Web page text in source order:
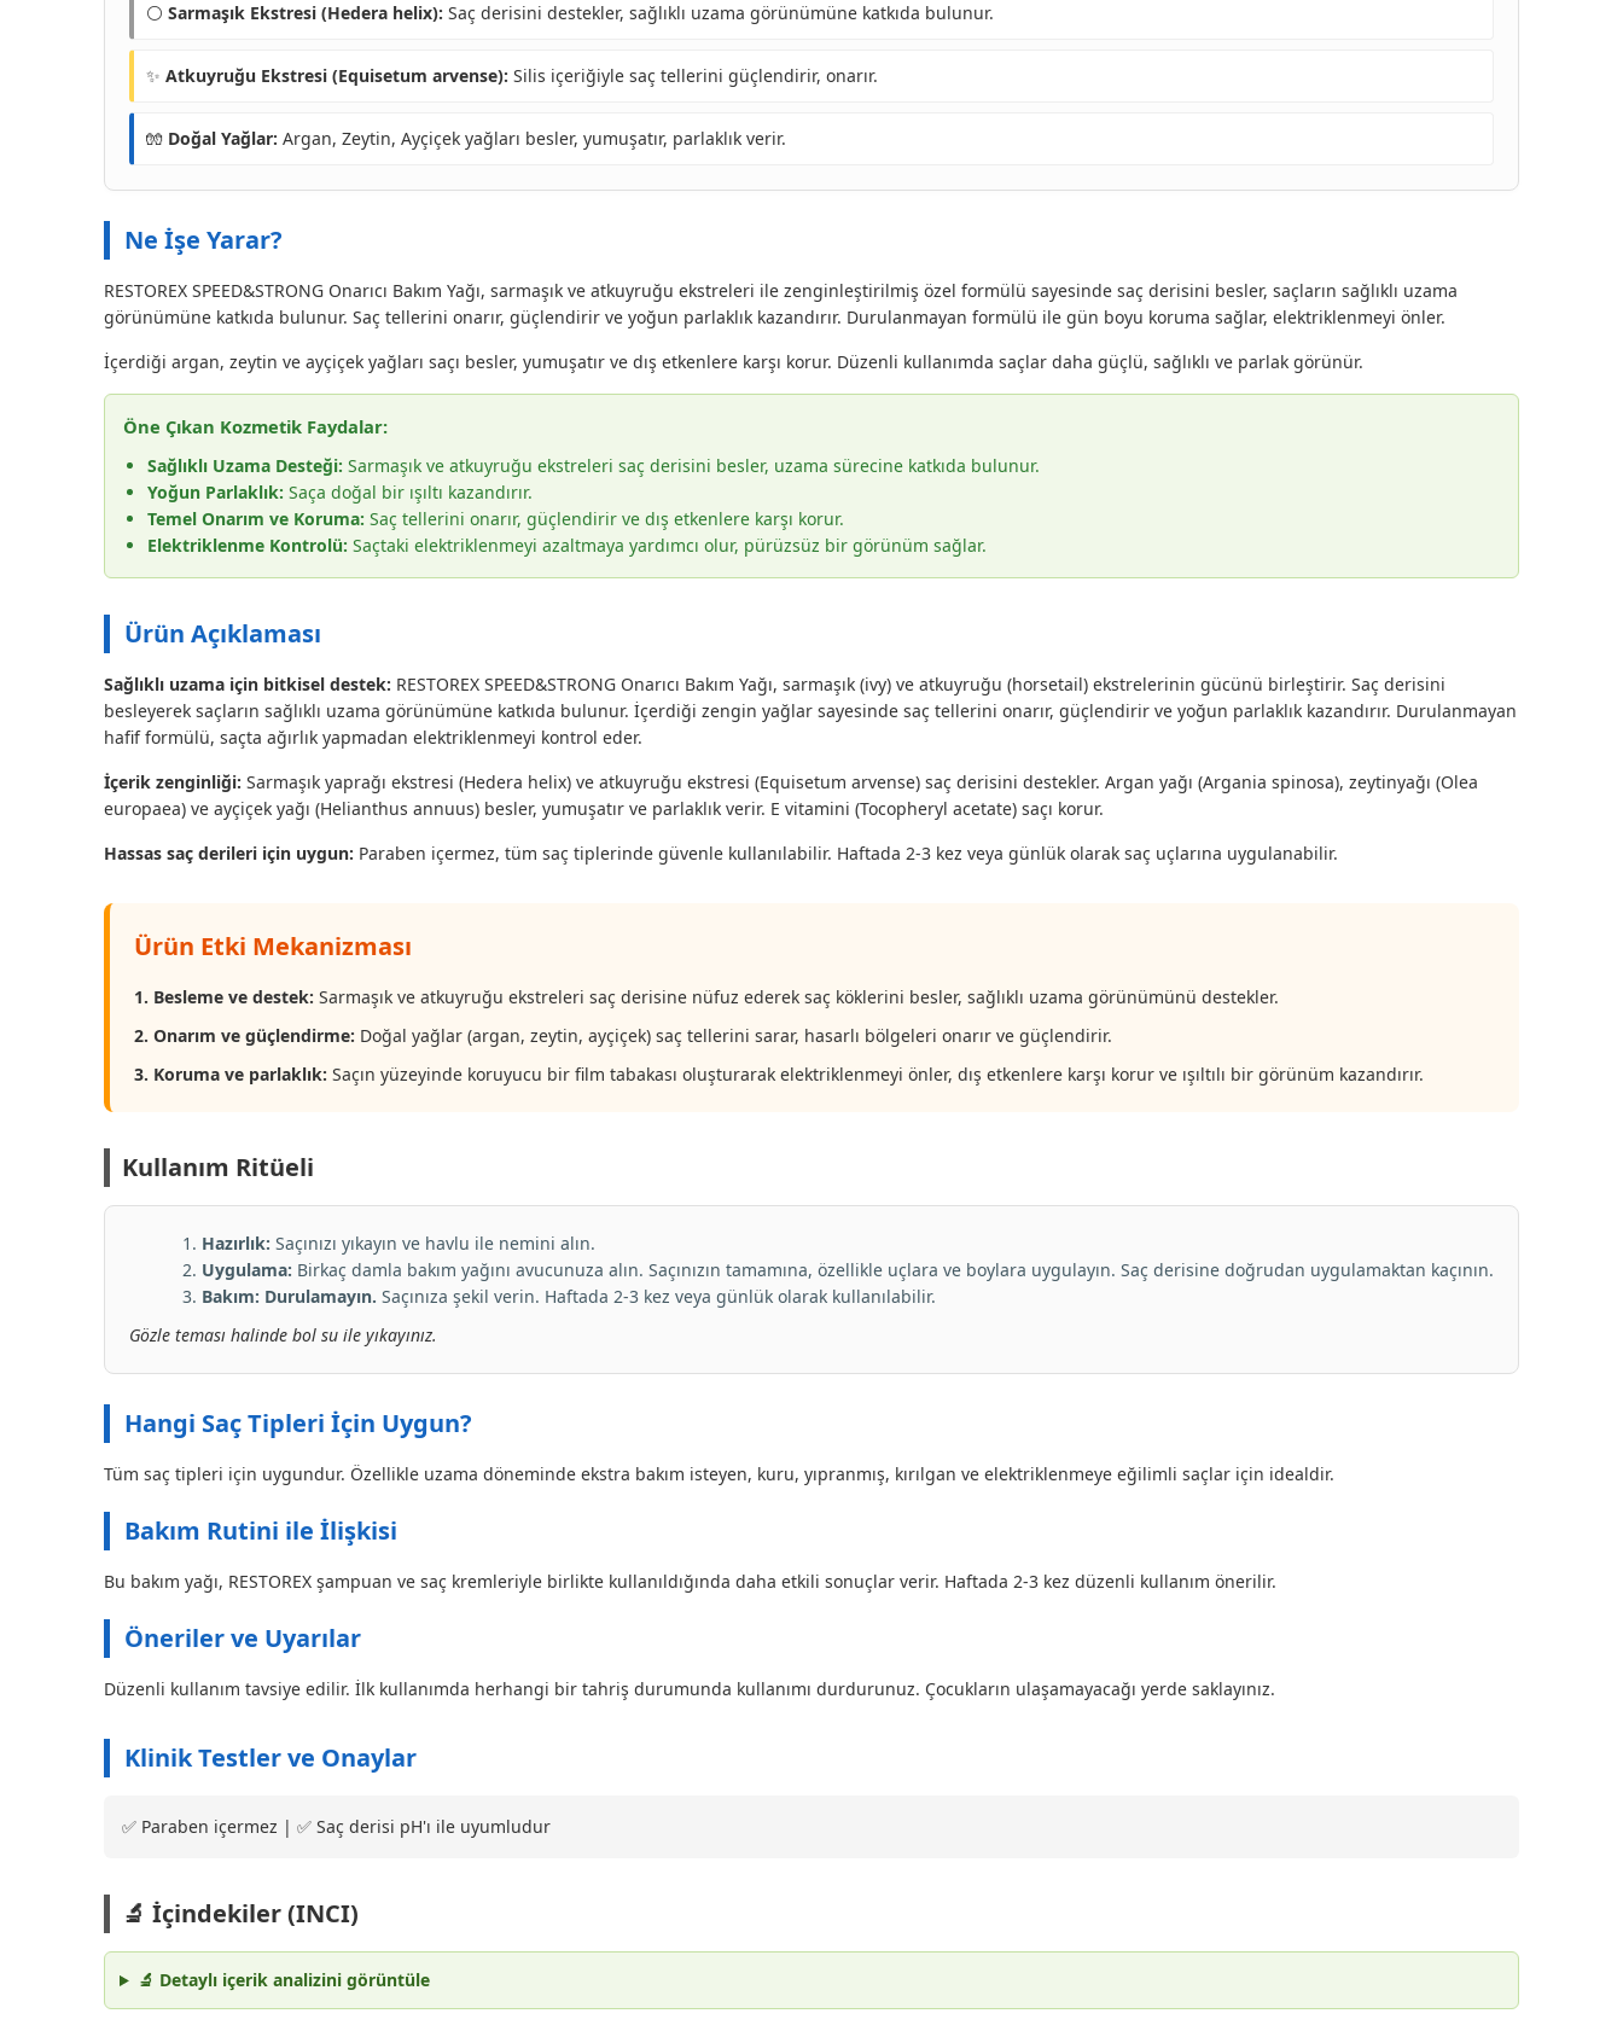
⚪ Sarmaşık Ekstresi (Hedera helix): Saç derisini destekler, sağlıklı uzama görünümüne katkıda bulunur.
✨ Atkuyruğu Ekstresi (Equisetum arvense): Silis içeriğiyle saç tellerini güçlendirir, onarır.
🧤 Doğal Yağlar: Argan, Zeytin, Ayçiçek yağları besler, yumuşatır, parlaklık verir.
Ne İşe Yarar?
RESTOREX SPEED&STRONG Onarıcı Bakım Yağı, sarmaşık ve atkuyruğu ekstreleri ile zenginleştirilmiş özel formülü sayesinde saç derisini besler, saçların sağlıklı uzama
görünümüne katkıda bulunur. Saç tellerini onarır, güçlendirir ve yoğun parlaklık kazandırır. Durulanmayan formülü ile gün boyu koruma sağlar, elektriklenmeyi önler.
İçerdiği argan, zeytin ve ayçiçek yağları saçı besler, yumuşatır ve dış etkenlere karşı korur. Düzenli kullanımda saçlar daha güçlü, sağlıklı ve parlak görünür.
Öne Çıkan Kozmetik Faydalar:
Sağlıklı Uzama Desteği: Sarmaşık ve atkuyruğu ekstreleri saç derisini besler, uzama sürecine katkıda bulunur.
Yoğun Parlaklık: Saça doğal bir ışıltı kazandırır.
Temel Onarım ve Koruma: Saç tellerini onarır, güçlendirir ve dış etkenlere karşı korur.
Elektriklenme Kontrolü: Saçtaki elektriklenmeyi azaltmaya yardımcı olur, pürüzsüz bir görünüm sağlar.
Ürün Açıklaması
Sağlıklı uzama için bitkisel destek: RESTOREX SPEED&STRONG Onarıcı Bakım Yağı, sarmaşık (ivy) ve atkuyruğu (horsetail) ekstrelerinin gücünü birleştirir. Saç derisini
besleyerek saçların sağlıklı uzama görünümüne katkıda bulunur. İçerdiği zengin yağlar sayesinde saç tellerini onarır, güçlendirir ve yoğun parlaklık kazandırır. Durulanmayan
hafif formülü, saçta ağırlık yapmadan elektriklenmeyi kontrol eder.
İçerik zenginliği: Sarmaşık yaprağı ekstresi (Hedera helix) ve atkuyruğu ekstresi (Equisetum arvense) saç derisini destekler. Argan yağı (Argania spinosa), zeytinyağı (Olea
europaea) ve ayçiçek yağı (Helianthus annuus) besler, yumuşatır ve parlaklık verir. E vitamini (Tocopheryl acetate) saçı korur.
Hassas saç derileri için uygun: Paraben içermez, tüm saç tiplerinde güvenle kullanılabilir. Haftada 2-3 kez veya günlük olarak saç uçlarına uygulanabilir.
Ürün Etki Mekanizması
1. Besleme ve destek: Sarmaşık ve atkuyruğu ekstreleri saç derisine nüfuz ederek saç köklerini besler, sağlıklı uzama görünümünü destekler.
2. Onarım ve güçlendirme: Doğal yağlar (argan, zeytin, ayçiçek) saç tellerini sarar, hasarlı bölgeleri onarır ve güçlendirir.
3. Koruma ve parlaklık: Saçın yüzeyinde koruyucu bir film tabakası oluşturarak elektriklenmeyi önler, dış etkenlere karşı korur ve ışıltılı bir görünüm kazandırır.
Kullanım Ritüeli
Hazırlık: Saçınızı yıkayın ve havlu ile nemini alın.
Uygulama: Birkaç damla bakım yağını avucunuza alın. Saçınızın tamamına, özellikle uçlara ve boylara uygulayın. Saç derisine doğrudan uygulamaktan kaçının.
Bakım: Durulamayın. Saçınıza şekil verin. Haftada 2-3 kez veya günlük olarak kullanılabilir.
Gözle teması halinde bol su ile yıkayınız.
Hangi Saç Tipleri İçin Uygun?
Tüm saç tipleri için uygundur. Özellikle uzama döneminde ekstra bakım isteyen, kuru, yıpranmış, kırılgan ve elektriklenmeye eğilimli saçlar için idealdir.
Bakım Rutini ile İlişkisi
Bu bakım yağı, RESTOREX şampuan ve saç kremleriyle birlikte kullanıldığında daha etkili sonuçlar verir. Haftada 2-3 kez düzenli kullanım önerilir.
Öneriler ve Uyarılar
Düzenli kullanım tavsiye edilir. İlk kullanımda herhangi bir tahriş durumunda kullanımı durdurunuz. Çocukların ulaşamayacağı yerde saklayınız.
Klinik Testler ve Onaylar
✅ Paraben içermez | ✅ Saç derisi pH'ı ile uyumludur
🔬 İçindekiler (INCI)
🔬 Detaylı içerik analizini görüntüle